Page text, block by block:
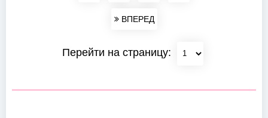
ВПЕРЕД
Перейти на страницу: